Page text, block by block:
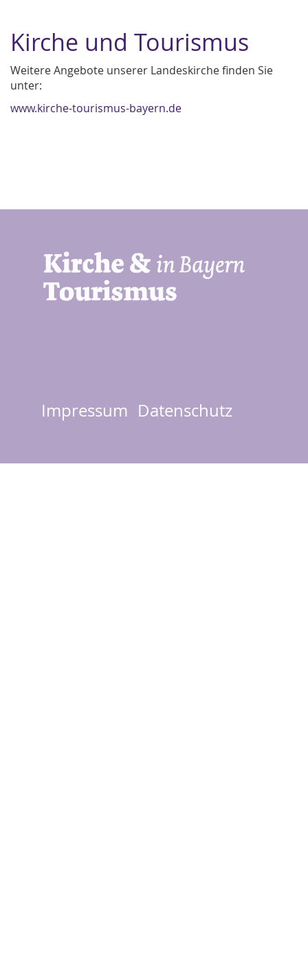
Kirche und Tourismus
Weitere Angebote unserer Landeskirche finden Sie
unter:
www.kirche-tourismus-bayern.de
Footer
Impressum Datenschutz